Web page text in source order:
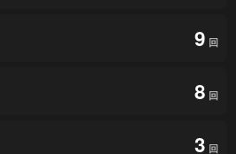
9 回
8 回
3 回